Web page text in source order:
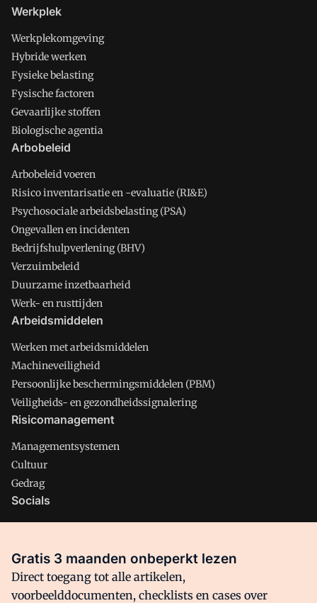
Werkplek
Werkplekomgeving
Hybride werken
Fysieke belasting
Fysische factoren
Gevaarlijke stoffen
Biologische agentia
Arbobeleid
Arbobeleid voeren
Risico inventarisatie en -evaluatie (RI&E)
Psychosociale arbeidsbelasting (PSA)
Ongevallen en incidenten
Bedrijfshulpverlening (BHV)
Verzuimbeleid
Duurzame inzetbaarheid
Werk- en rusttijden
Arbeidsmiddelen
Werken met arbeidsmiddelen
Machineveiligheid
Persoonlijke beschermingsmiddelen (PBM)
Veiligheids- en gezondheidssignalering
Risicomanagement
Managementsystemen
Cultuur
Gedrag
Socials
Facebook
Gratis 3 maanden onbeperkt lezen
Direct toegang tot alle artikelen,
voorbeelddocumenten, checklists en cases over